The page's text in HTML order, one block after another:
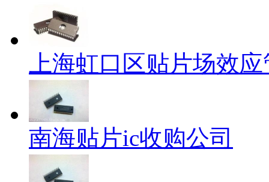
上海虹口区贴片场效
南海贴片ic收购公司